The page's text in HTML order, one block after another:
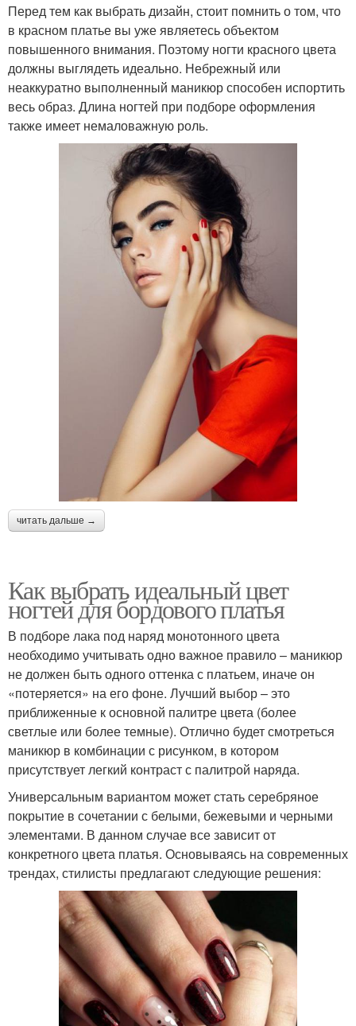
Перед тем как выбрать дизайн, стоит помнить о том, что
в красном платье вы уже являетесь объектом
повышенного внимания. Поэтому ногти красного цвета
должны выглядеть идеально. Небрежный или
неаккуратно выполненный маникюр способен испортить
весь образ. Длина ногтей при подборе оформления
также имеет немаловажную роль.
читать дальше →
Как выбрать идеальный цвет
ногтей для бордового платья
В подборе лака под наряд монотонного цвета
необходимо учитывать одно важное правило – маникюр
не должен быть одного оттенка с платьем, иначе он
«потеряется» на его фоне. Лучший выбор – это
приближенные к основной палитре цвета (более
светлые или более темные). Отлично будет смотреться
маникюр в комбинации с рисунком, в котором
присутствует легкий контраст с палитрой наряда.
Универсальным вариантом может стать серебряное
покрытие в сочетании с белыми, бежевыми и черными
элементами. В данном случае все зависит от
конкретного цвета платья. Основываясь на современных
трендах, стилисты предлагают следующие решения: